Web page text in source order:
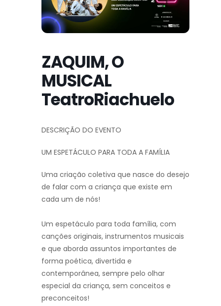
ZAQUIM, O
MUSICAL
TeatroRiachuelo
DESCRIÇÃO DO EVENTO
UM ESPETÁCULO PARA TODA A FAMÍLIA
Uma criação coletiva que nasce do desejo
de falar com a criança que existe em
cada um de nós!
Um espetáculo para toda família, com
canções originais, instrumentos musicais
e que aborda assuntos importantes de
forma poética, divertida e
contemporânea, sempre pelo olhar
especial da criança, sem conceitos e
preconceitos!